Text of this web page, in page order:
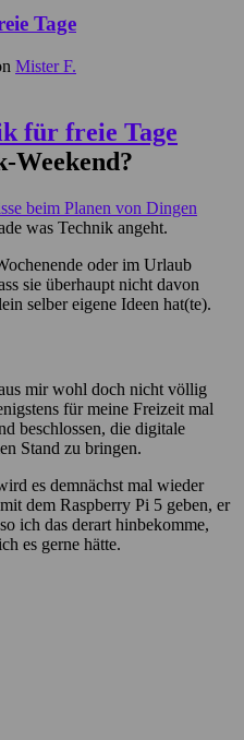
Tage
Mister F.
Weekend?
beim Planen von Dingen
was Technik angeht.
oder im Urlaub
sie überhaupt nicht davon
selber eigene Ideen hat(te).
mir wohl doch nicht völlig
für meine Freizeit mal
beschlossen, die digitale
Stand zu bringen.
es demnächst mal wieder
dem Raspberry Pi 5 geben, er
ich das derart hinbekomme,
es gerne hätte.